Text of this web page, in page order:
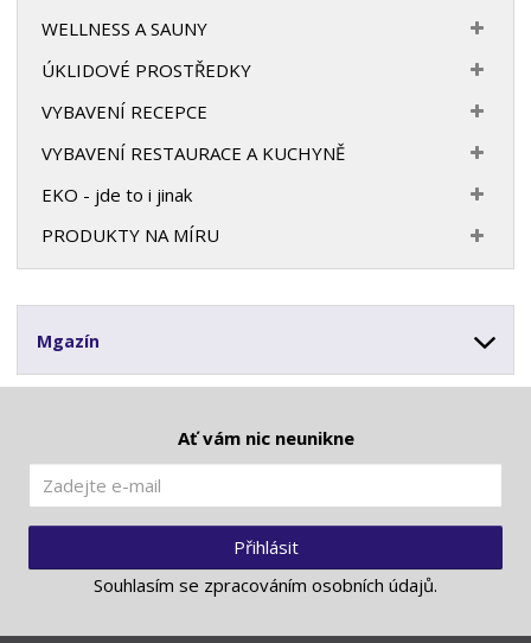
WELLNESS A SAUNY
ÚKLIDOVÉ PROSTŘEDKY
VYBAVENÍ RECEPCE
VYBAVENÍ RESTAURACE A KUCHYNĚ
EKO - jde to i jinak
PRODUKTY NA MÍRU
Mgazín
Ať vám nic neunikne
Přihlásit
Souhlasím se zpracováním osobních údajů.